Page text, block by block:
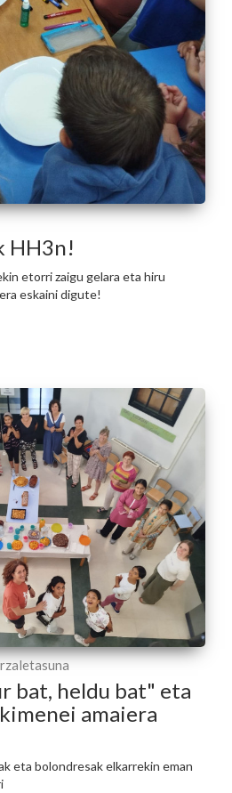
HH3n!
etorri zaigu gelara eta hiru
eskaini digute!
bat, heldu bat" eta
amaiera
eta bolondresak elkarrekin eman